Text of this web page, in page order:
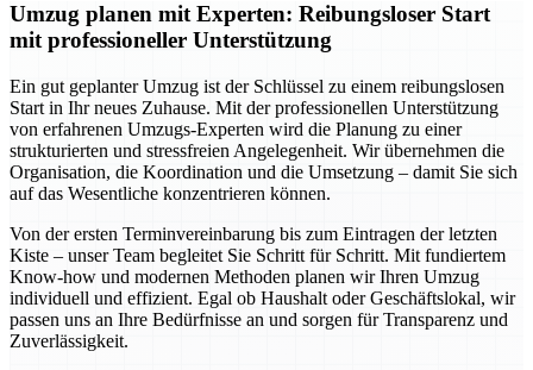
Umzug planen mit Experten: Reibungsloser Start
mit professioneller Unterstützung
Ein gut geplanter Umzug ist der Schlüssel zu einem reibungslosen
Start in Ihr neues Zuhause. Mit der professionellen Unterstützung
von erfahrenen Umzugs-Experten wird die Planung zu einer
strukturierten und stressfreien Angelegenheit. Wir übernehmen die
Organisation, die Koordination und die Umsetzung – damit Sie sich
auf das Wesentliche konzentrieren können.
Von der ersten Terminvereinbarung bis zum Eintragen der letzten
Kiste – unser Team begleitet Sie Schritt für Schritt. Mit fundiertem
Know-how und modernen Methoden planen wir Ihren Umzug
individuell und effizient. Egal ob Haushalt oder Geschäftslokal, wir
passen uns an Ihre Bedürfnisse an und sorgen für Transparenz und
Zuverlässigkeit.